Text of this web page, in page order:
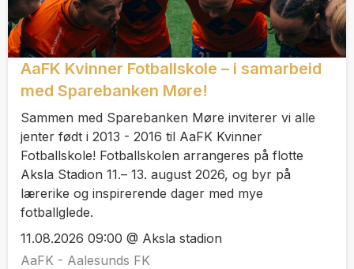
AaFK Kvinner Fotballskole – i samarbeid
med Sparebanken Møre!
Sammen med Sparebanken Møre inviterer vi alle
jenter født i 2013 - 2016 til AaFK Kvinner
Fotballskole! Fotballskolen arrangeres på flotte
Aksla Stadion 11.– 13. august 2026, og byr på
lærerike og inspirerende dager med mye
fotballglede.
11.08.2026 09:00 @ Aksla stadion
AaFK - Aalesunds FK